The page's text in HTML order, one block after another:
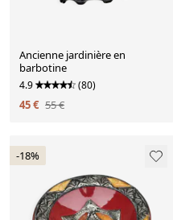
Ancienne jardinière en
barbotine
4.9 (80)
45 € 55 €
-18%